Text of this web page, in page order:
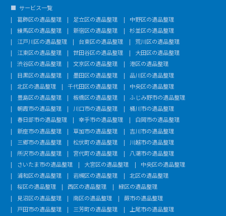
サービス一覧
葛飾区の遺品整理
足立区の遺品整理
中野区の遺品整理
練馬区の遺品整理
新宿区の遺品整理
杉並区の遺品整理
江戸川区の遺品整理
台東区の遺品整理
荒川区の遺品整理
江東区の遺品整理
世田谷区の遺品整理
大田区の遺品整理
渋谷区の遺品整理
文京区の遺品整理
港区の遺品整理
目黒区の遺品整理
墨田区の遺品整理
品川区の遺品整理
北区の遺品整理
千代田区の遺品整理
中央区の遺品整理
豊島区の遺品整理
板橋区の遺品整理
ふじみ野市の遺品整理
朝霞市の遺品整理
川口市の遺品整理
桶川市の遺品整理
春日部市の遺品整理
幸手市の遺品整理
白岡市の遺品整理
新座市の遺品整理
草加市の遺品整理
吉川市の遺品整理
三郷市の遺品整理
松伏町の遺品整理
川越市の遺品整理
所沢市の遺品整理
宮代町の遺品整理
八潮市の遺品整理
さいたま市の遺品整理
大宮区の遺品整理
中央区の遺品整理
浦和区の遺品整理
岩槻区の遺品整理
北区の遺品整理
桜区の遺品整理
西区の遺品整理
緑区の遺品整理
見沼区の遺品整理
南区の遺品整理
蕨市の遺品整理
戸田市の遺品整理
三芳町の遺品整理 上尾市の遺品整理